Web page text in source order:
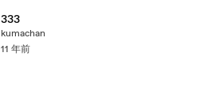
333
kumachan
11 年前